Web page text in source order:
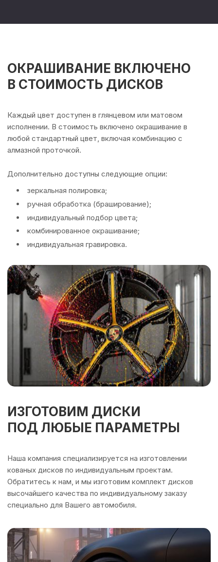
ОКРАШИВАНИЕ ВКЛЮЧЕНО
В СТОИМОСТЬ ДИСКОВ
Каждый цвет доступен в глянцевом или матовом
исполнении. В стоимость включено окрашивание в
любой стандартный цвет, включая комбинацию с
алмазной проточкой.
Дополнительно доступны следующие опции:
зеркальная полировка;
ручная обработка (браширование);
индивидуальный подбор цвета;
комбинированное окрашивание;
индивидуальная гравировка.
ИЗГОТОВИМ ДИСКИ
ПОД ЛЮБЫЕ ПАРАМЕТРЫ
Наша компания специализируется на изготовлении
кованых дисков по индивидуальным проектам.
Обратитесь к нам, и мы изготовим комплект дисков
высочайшего качества по индивидуальному заказу
специально для Вашего автомобиля.